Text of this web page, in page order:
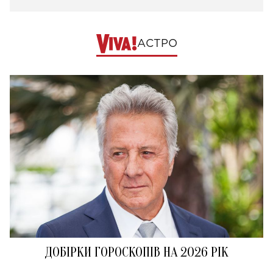
АСТРО
ДОБІРКИ ГОРОСКОПІВ НА 2026 РІК